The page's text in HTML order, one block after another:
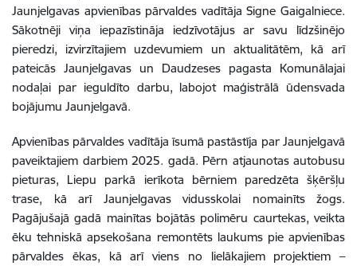
Jaunjelgavas apvienības pārvaldes vadītāja Signe Gaigalniece.
Sākotnēji viņa iepazīstināja iedzīvotājus ar savu līdzšinējo
pieredzi, izvirzītajiem uzdevumiem un aktualitātēm, kā arī
pateicās Jaunjelgavas un Daudzeses pagasta Komunālajai
nodaļai par ieguldīto darbu, labojot maģistrālā ūdensvada
bojājumu Jaunjelgavā.
Apvienības pārvaldes vadītāja īsumā pastāstīja par Jaunjelgavā
paveiktajiem darbiem 2025. gadā. Pērn atjaunotas autobusu
pieturas, Liepu parkā ierīkota bērniem paredzēta šķēršļu
trase, kā arī Jaunjelgavas vidusskolai nomainīts žogs.
Pagājušajā gadā mainītas bojātās polimēru caurtekas, veikta
ēku tehniskā apsekošana remontēts laukums pie apvienības
pārvaldes ēkas, kā arī viens no lielākajiem projektiem –